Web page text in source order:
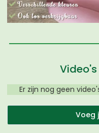
Er zijn nog geen
Voeg